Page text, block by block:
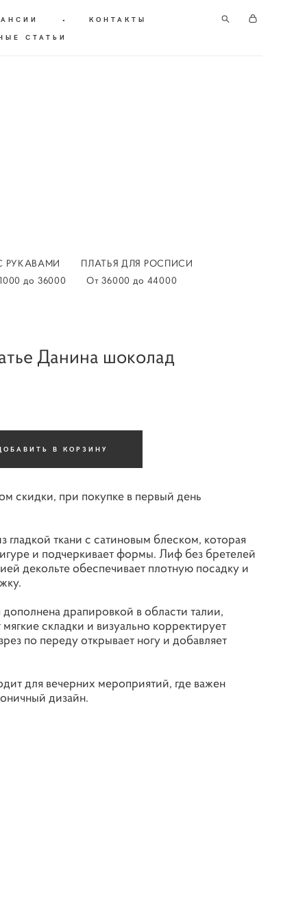
•
КОНТАКТЫ
СТАТЬИ
РУКАВАМИ
ПЛАТЬЯ ДЛЯ РОСПИСИ
до 36000
От 36000 до 44000
Данина шоколад
В КОРЗИНУ
скидки, при покупке в первый день
гладкой ткани с сатиновым блеском, которая
и подчеркивает формы. Лиф без бретелей
декольте обеспечивает плотную посадку и
драпировкой в области талии,
складки и визуально корректирует
по переду открывает ногу и добавляет
для вечерних мероприятий, где важен
дизайн.